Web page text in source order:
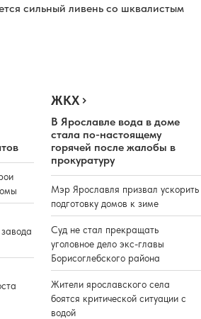
сильный ливень со шквалистым
ЖКХ
В Ярославле вода в доме
стала по-настоящему
горячей после жалобы в
прокуратуру
Мэр Ярославля призвал ускорить
подготовку домов к зиме
Суд не стал прекращать
уголовное дело экс-главы
Борисоглебского района
Жители ярославского села
боятся критической ситуации с
водой